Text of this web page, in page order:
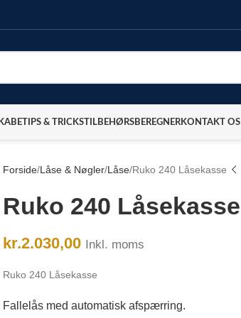
TIPS & TRICKSTILBEHØRSBEREGNERKONTAKT OS
Forside Låse & Nøgler Låse Ruko 240 Låsekasse
Ruko 240 Låsekasse
kr.2.030,00 Inkl. moms
Ruko 240 Låsekasse
Fallelås med automatisk afspærring.